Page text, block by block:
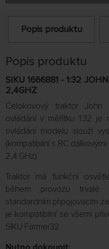
Popis produktu
Popis produktu
SIKU 1666881 - 1:32
2,4GHZ
Celokovový traktor
ovládání v měřítku 1:32 je
ovládání modelu slouží
(kompatibilní s RC
2,4 GHz).
Traktor má funkční
během provozu
standardním připojovacím
je kompatibilní se všemi
SIKU Farmer32.